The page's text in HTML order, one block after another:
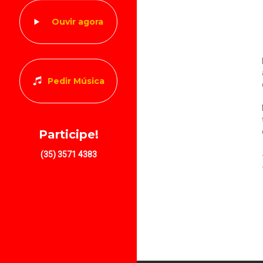
Ouvir agora
Pedir Música
Participe!
(35) 3571 4383